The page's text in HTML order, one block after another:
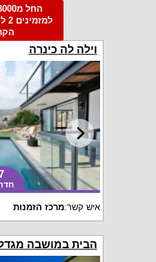
וילה לה כינרה
איש קשר:מרכז הזמנות
הבית במושבה